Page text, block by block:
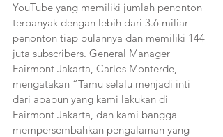
YouTube yang memiliki jumlah penonton
terbanyak dengan lebih dari 3.6 miliar
penonton tiap bulannya dan memiliki 144
juta subscribers. General Manager
Fairmont Jakarta, Carlos Monterde,
mengatakan “Tamu selalu menjadi inti
dari apapun yang kami lakukan di
Fairmont Jakarta, dan kami bangga
mempersembahkan pengalaman yang